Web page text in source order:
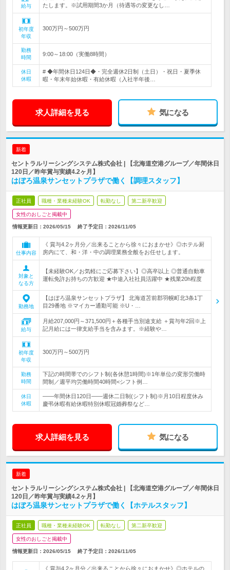
給与
たします。※試用期間3か月（待遇等の変更なし…
初年度
年収
300万円～500万円
勤務
時間
9:00～18:00（実働8時間）
休日
休暇
# ◆年間休日124日◆・完全週休2日制（土日）・祝日・夏季休
暇・年末年始休暇・有給休暇（入社半年後…
求人詳細を見る 気になる
新着
セントラルリーシングシステム株式会社 | 【北海道空港グループ／年間休日
120日／昨年賞与実績4.2ヶ月】
はぼろ温泉サンセットプラザで働く【調理スタッフ】
正社員 職種・業種未経験OK 転勤なし 第二新卒歓迎
女性のおしごと掲載中
情報更新日：2026/05/15 終了予定日： 2026/11/05
仕事内容
《 賞与4.2ヶ月分／出来ることから徐々におまかせ》◎ホテル厨
房内にて、和・洋・中の調理業務全般をお任せします。
対象と
なる方
【未経験OK／お気軽にご応募下さい】◎高卒以上 ◎普通自動車
運転免許お持ちの方歓迎 ★中途入社社員活躍中 ★残業20h程度
勤務地
【はぼろ温泉サンセットプラザ】 北海道苫前郡羽幌町北3条1丁
目29番地 ※マイカー通勤可能 ※U・…
給与
月給207,000円～371,500円＋各種手当別途支給 ＋賞与年2回※上
記月給には一律支給手当を含みます。※経験や…
初年度
年収
300万円～500万円
勤務
時間
下記の時間帯でのシフト制(各休憩1時間)※1年単位の変形労働時
間制／週平均労働時間40時間<シフト例…
休日
休暇
――年間休日120日――週休二日制(シフト制)※月10日程度休み
慶弔休暇有給休暇特別休暇冠婚葬祭など…
求人詳細を見る 気になる
新着
セントラルリーシングシステム株式会社 | 【北海道空港グループ／年間休日
120日／昨年賞与実績4.2ヶ月】
はぼろ温泉サンセットプラザで働く【ホテルスタッフ】
正社員 職種・業種未経験OK 転勤なし 第二新卒歓迎
女性のおしごと掲載中
情報更新日：2026/05/15 終了予定日： 2026/11/05
《 賞与4.2ヶ月分／出来ることから徐々におまかせ》◎ホテルの